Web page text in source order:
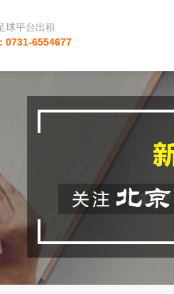
球平台出租
0731-6554677